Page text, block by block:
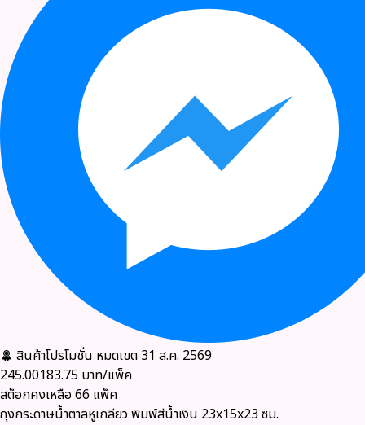
สินค้าโปรโมชั่น หมดเขต 31 ส.ค. 2569
245.00183.75 บาท/แพ็ค
สต็อกคงเหลือ 66 แพ็ค
ถุงกระดาษน้ำตาลหูเกลียว พิมพ์สีน้ำเงิน 23x15x23 ซม.